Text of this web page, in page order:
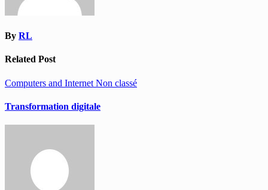
By RL
Related Post
Computers and Internet Non classé
Transformation digitale